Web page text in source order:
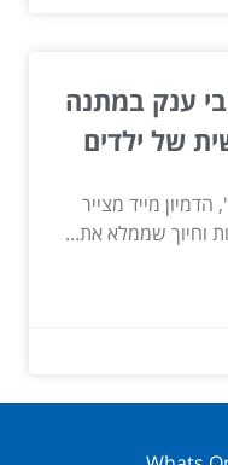
ענק במתנה
של ילדים
מייד מצייר
וחיוך שממלא את...